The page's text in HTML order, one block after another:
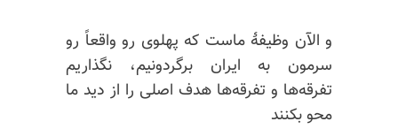
و الآن وظیفهٔ ماست که پهلوی رو واقعاً رو
سرمون به ایران برگردونیم، نگذاریم
تفرقه‌ها و تفرقه‌ها هدف اصلی را از دید ما
محو بکنند